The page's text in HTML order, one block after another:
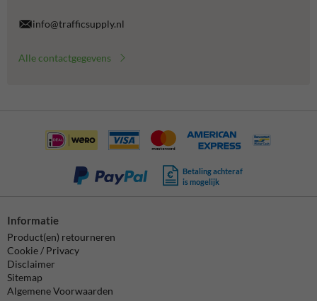
info@trafficsupply.nl
Alle contactgegevens
Betaling achteraf
is mogelijk
Informatie
Product(en) retourneren
Cookie / Privacy
Disclaimer
Sitemap
Algemene Voorwaarden